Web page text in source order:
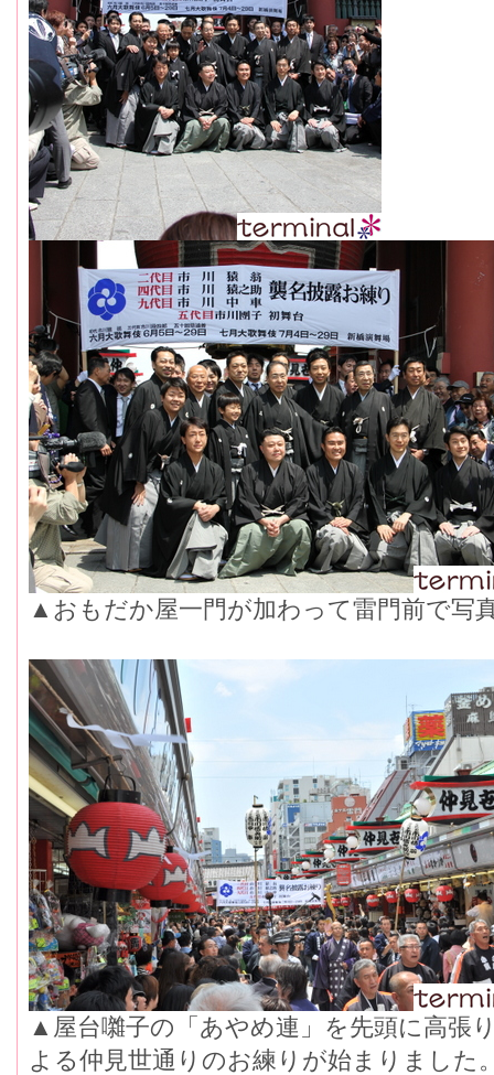
▲おもだか屋一門が加わって雷門前で写
▲屋台囃子の「あやめ連」を先頭に高張
よる仲見世通りのお練りが始まりました